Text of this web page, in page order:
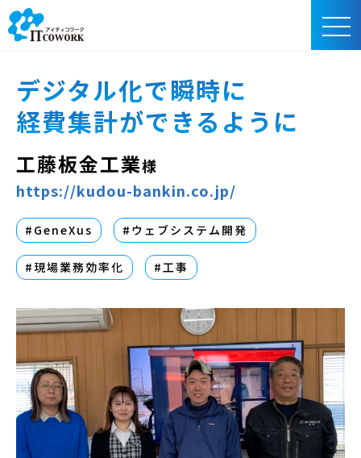
デジタル化で瞬時に
経費集計ができるように
工藤板金工業様
https://kudou-bankin.co.jp/
#GeneXus #ウェブシステム開発
#現場業務効率化 #工事